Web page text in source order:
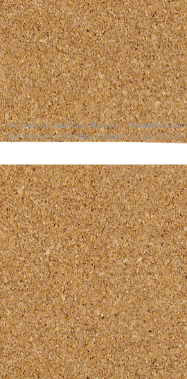
Organisatiebureau Geert Lameris | Museumhuis
| Groningen | info@erfgoedpartners.nl | website door